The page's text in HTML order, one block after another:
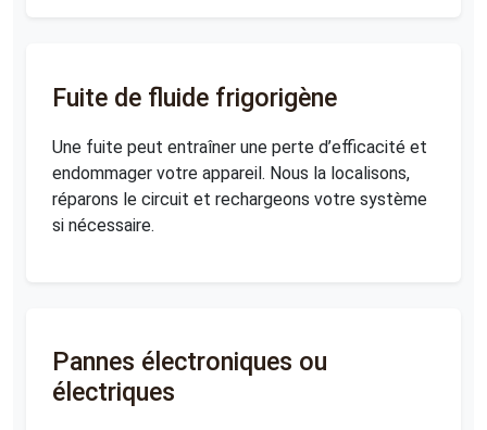
Fuite de fluide frigorigène
Une fuite peut entraîner une perte d’efficacité et
endommager votre appareil. Nous la localisons,
réparons le circuit et rechargeons votre système
si nécessaire.
Pannes électroniques ou
électriques